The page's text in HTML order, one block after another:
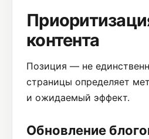
контента
Позиция — не
страницы определяет
и ожидаемый эффект.
Обновление